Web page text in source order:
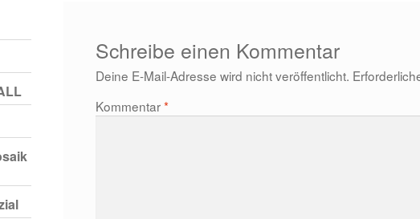
Schreibe einen Kommentar
Deine E-Mail-Adresse wird nicht veröffentlicht.
Kommentar*